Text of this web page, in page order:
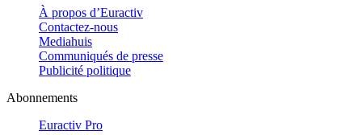
À propos d’Euractiv
Contactez-nous
Mediahuis
Communiqués de presse
Publicité politique
Abonnements
Euractiv Pro